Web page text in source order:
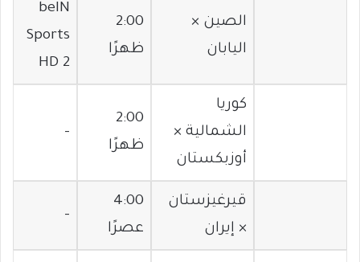
الصين ×
اليابان
2:00
ظهرًا
beIN
Sports
HD 2
كوريا
الشمالية ×
أوزبكستان
2:00
ظهرًا
–
قيرغيزستان
× إيران
4:00
عصرًا
–